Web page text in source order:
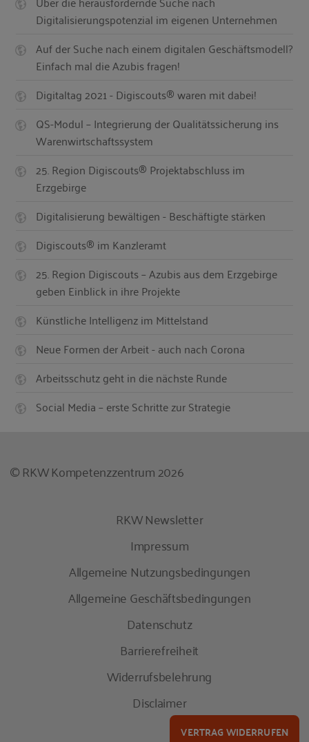
Digitalisierungspotenzial im eigenen Unternehmen
Auf der Suche nach einem digitalen Geschäftsmodell?
Einfach mal die Azubis fragen!
Digitaltag 2021 - Digiscouts® waren mit dabei!
QS-Modul – Integrierung der Qualitätssicherung ins
Warenwirtschaftssystem
25. Region Digiscouts® Projektabschluss im
Erzgebirge
Digitalisierung bewältigen - Beschäftigte stärken
Digiscouts® im Kanzleramt
25. Region Digiscouts – Azubis aus dem Erzgebirge
geben Einblick in ihre Projekte
Künstliche Intelligenz im Mittelstand
Neue Formen der Arbeit - auch nach Corona
Arbeitsschutz geht in die nächste Runde
Social Media – erste Schritte zur Strategie
© RKW Kompetenzzentrum 2026
RKW Newsletter
Impressum
Allgemeine Nutzungsbedingungen
Allgemeine Geschäftsbedingungen
Datenschutz
Barrierefreiheit
Widerrufsbelehrung
Disclaimer
VERTRAG WIDERRUFEN